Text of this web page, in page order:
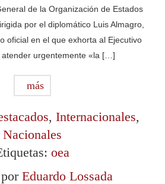
de la Organización de Estados
por el diplomático Luis Almagro,
oficial en el que exhorta al Ejecutivo
atender urgentemente «la […]
más
, Internacionales,
Nacionales
oea
Eduardo Lossada